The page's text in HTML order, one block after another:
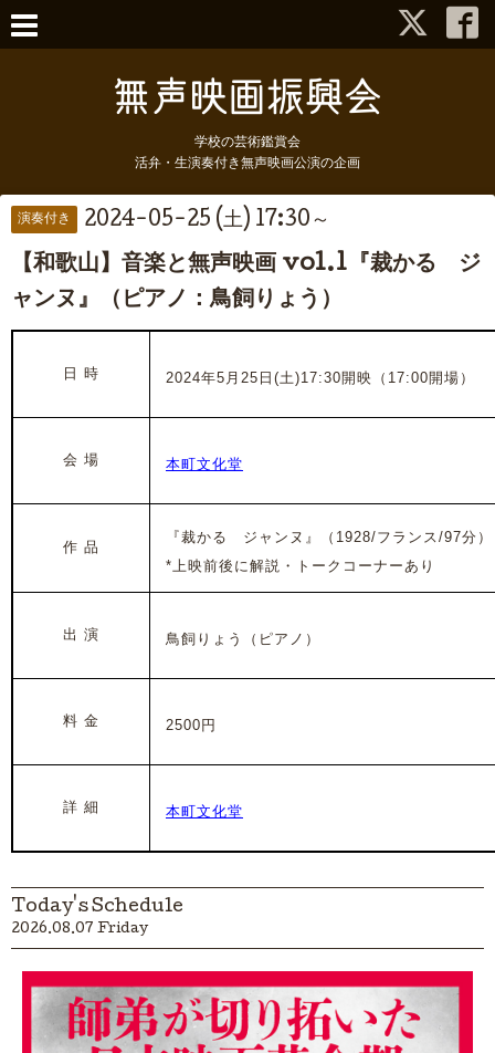
学校の芸術鑑賞会
活弁・生演奏付き無声映画公演の企画
演奏付き 2024-05-25 (土) 17:30～
【和歌山】音楽と無声映画 vol.1『裁かるゝジ
ャンヌ』（ピアノ：鳥飼りょう）
日 時 2024年5月25日(土)17:30開映（17:00開場）
会 場 本町文化堂
作 品
『裁かるゝジャンヌ』
（1928/フランス/97分）
*上映前後に解説・トークコーナーあり
出 演 鳥飼りょう（ピアノ）
料 金 2500円
詳 細 本町文化堂
Today's Schedule
2026.08.07 Friday